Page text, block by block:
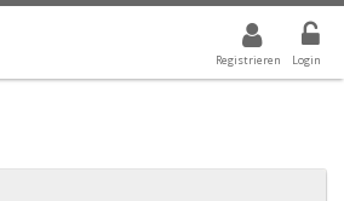
Registrieren Login
GEWÄHLTER WERT IST ALLE